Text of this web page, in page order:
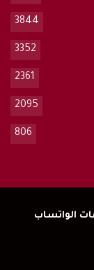
3844
3352
2361
2095
806
الواتساب